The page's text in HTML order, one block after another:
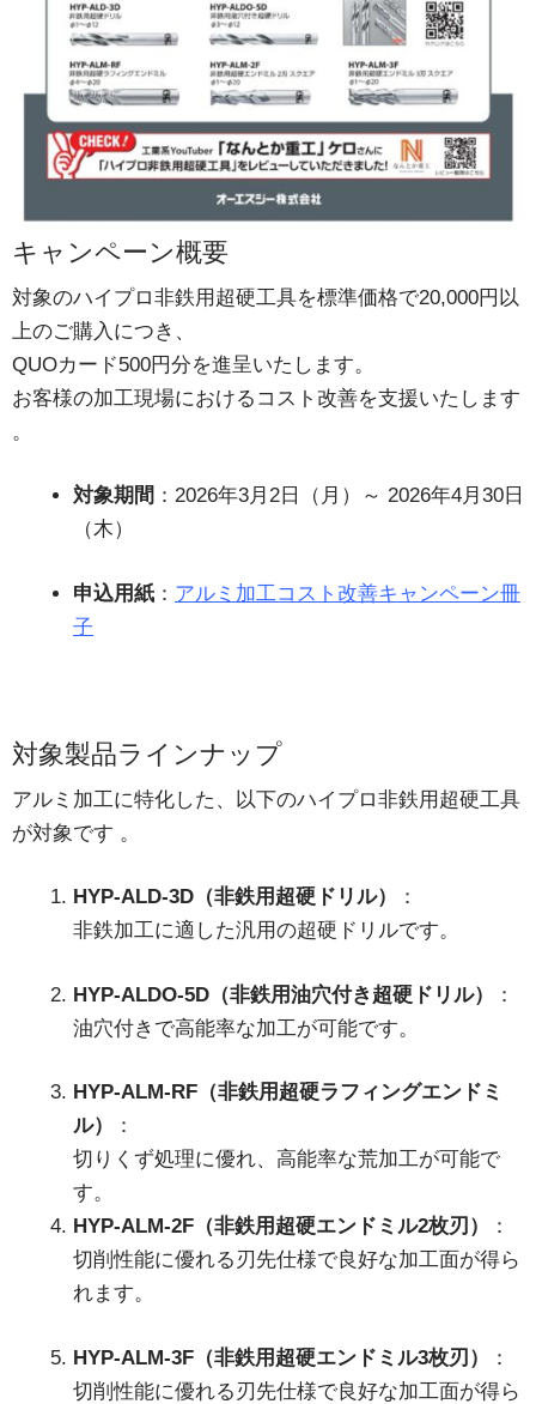
キャンペーン概要
対象のハイプロ非鉄用超硬工具を標準価格で20,000円以
上のご購入につき、
QUOカード500円分を進呈いたします。
お客様の加工現場におけるコスト改善を支援いたします
。
対象期間 ：2026年3月2日（月）～ 2026年4月30日
（木）
申込用紙 ： アルミ加工コスト改善キャンペーン冊
子
対象製品ラインナップ
アルミ加工に特化した、以下のハイプロ非鉄用超硬工具
が対象です 。
HYP-ALD-3D（非鉄用超硬ドリル）
：
非鉄加工に適した汎用の超硬ドリルです。
HYP-ALDO-5D （非鉄用油穴付き超硬ドリル）
：
油穴付きで高能率な加工が可能です。
HYP-ALM-RF（非鉄用超硬ラフィングエンドミ
ル）
：
切りくず処理に優れ、高能率な荒加工が可能で
す。
HYP-ALM-2F（非鉄用超硬エンドミル2枚刃）
：
切削性能に優れる刃先仕様で良好な加工面が得ら
れます。
HYP-ALM-3F（非鉄用超硬エンドミル3枚刃）
：
切削性能に優れる刃先仕様で良好な加工面が得ら